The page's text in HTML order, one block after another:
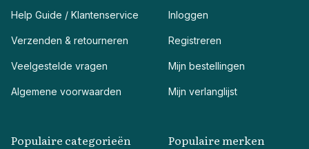
Help Guide / Klantenservice
Verzenden & retourneren
Veelgestelde vragen
Algemene voorwaarden
Inloggen
Registreren
Mijn bestellingen
Mijn verlanglijst
Populaire categorieën Populaire merken